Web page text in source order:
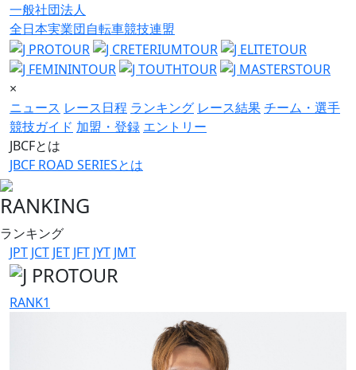
一般社団法人
全日本実業団自転車競技連盟
×
ニュース レース日程 ランキング レース結果チーム・選手
競技ガイド 加盟・登録 エントリー
JBCFとは
JBCF ROAD SERIESとは
RANKING
ランキング
JPT JCT JET JFT JYT JMT
RANK1